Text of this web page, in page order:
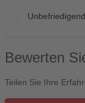
Bewerten
Teilen Sie Ihre